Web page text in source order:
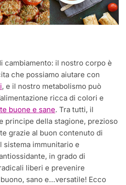
cambiamento: il nostro corpo è
che possiamo aiutare con
, e il nostro metabolismo può
ricca di colori e
buone e sane. Tra tutti, il
principe della stagione, prezioso
grazie al buon contenuto di
sistema immunitario e
in grado di
liberi e prevenire
sano e…versatile! Ecco